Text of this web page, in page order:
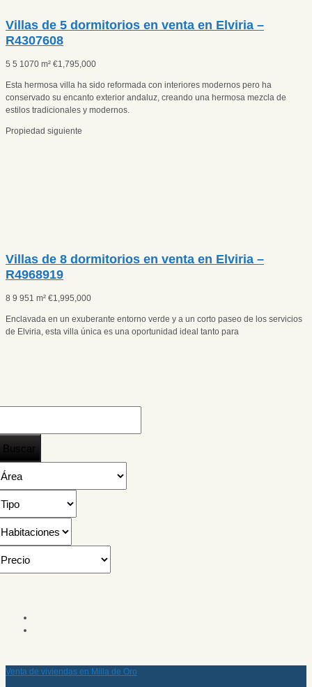
Villas de 5 dormitorios en venta en Elviria –
R4307608
5 5 1070 m² €1,795,000
Esta hermosa villa ha sido reformada con interiores modernos pero ha
conservado su encanto exterior andaluz, creando una hermosa mezcla de
estilos tradicionales y modernos.
Propiedad siguiente
Villas de 8 dormitorios en venta en Elviria –
R4968919
8 9 951 m² €1,995,000
Enclavada en un exuberante entorno verde y a un corto paseo de los servicios
de Elviria, esta villa única es una oportunidad ideal tanto para
Venta de viviendas en Milla de Oro